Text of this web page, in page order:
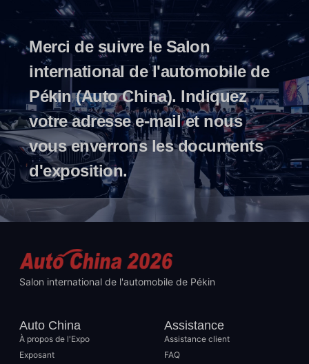
Merci de suivre le Salon
international de l'automobile de
Pékin (Auto China). Indiquez
votre adresse e-mail et nous
vous enverrons les documents
d'exposition.
Salon international de l'automobile de Pékin
Auto China
À propos de l'Expo
Exposant
Assistance
Assistance client
FAQ